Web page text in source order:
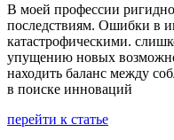
В моей профессии
последствиям. Ошибки в
катастрофическими.
упущению новых
находить баланс между
в поиске инноваций
перейти к статье